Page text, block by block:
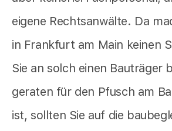
eigene Rechtsanwälte. Da
in Frankfurt am Main keinen
Sie an solch einen Bauträger
geraten für den Pfusch am
ist, sollten Sie auf die